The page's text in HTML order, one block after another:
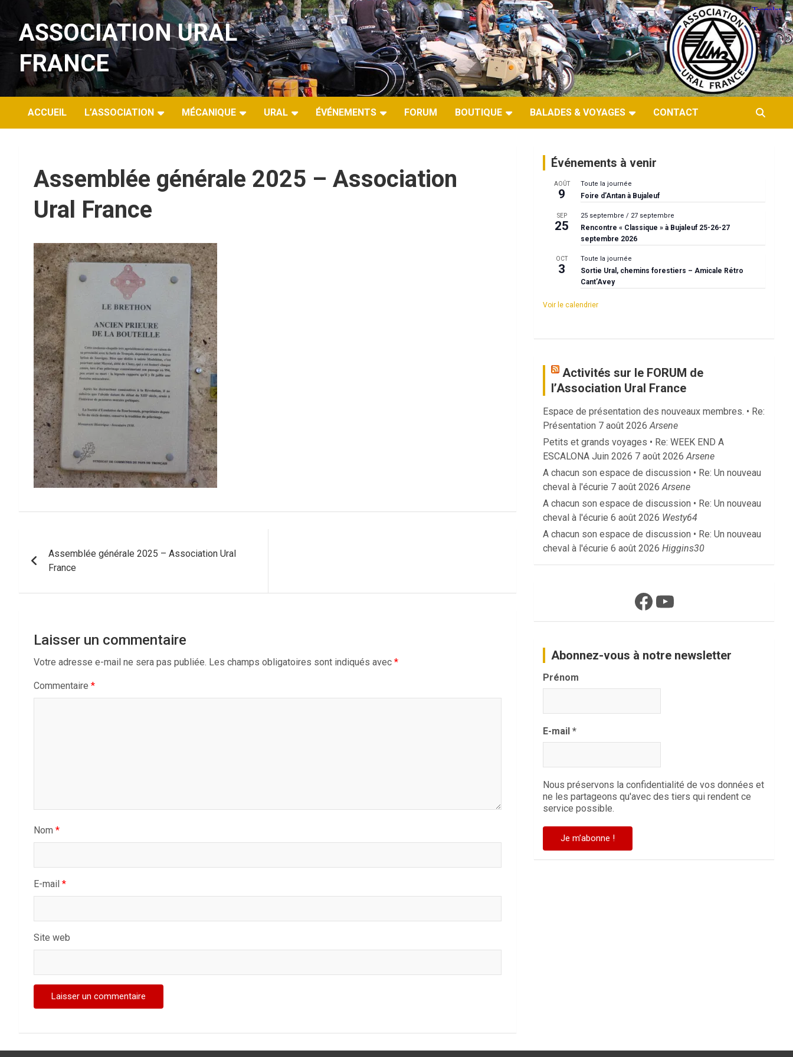
au
contenuASSOCIATION URAL
FRANCE
ACCUEIL L’ASSOCIATION MÉCANIQUE URAL ÉVÉNEMENTS FORUM BOUTIQUE BALADES & VOYAGES CONTACT
Assemblée générale 2025 – Association
Ural France
de
Assemblée générale 2025 – Association Ural
France
Laisser un commentaire
Votre adresse e-mail ne sera pas publiée. Les champs obligatoires sont indiqués avec *
Commentaire *
Nom *
E-mail *
Site web
Événements à venir
AOÛT
9
Toute la journée
Foire d’Antan à Bujaleuf
SEP
25
25 septembre / 27 septembre
Rencontre « Classique » à Bujaleuf 25-26-27
septembre 2026
OCT
3
Toute la journée
Sortie Ural, chemins forestiers – Amicale Rétro
Cant’Avey
Voir le calendrier
Activités sur le FORUM de
l’Association Ural France
Espace de présentation des nouveaux membres. • Re:
Présentation 7 août 2026 Arsene
Petits et grands voyages • Re: WEEK END A
ESCALONA Juin 2026 7 août 2026 Arsene
A chacun son espace de discussion • Re: Un nouveau
cheval à l'écurie 7 août 2026 Arsene
A chacun son espace de discussion • Re: Un nouveau
cheval à l'écurie 6 août 2026 Westy64
A chacun son espace de discussion • Re: Un nouveau
cheval à l'écurie 6 août 2026 Higgins30
Facebook
YouTube
Abonnez-vous à notre newsletter
Prénom
E-mail*
Nous préservons la confidentialité de vos données et
ne les partageons qu'avec des tiers qui rendent ce
service possible.